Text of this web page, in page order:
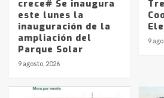
crece# Se inaugura
este lunes la
inauguración de la
ampliación del
Parque Solar
9 agosto, 2026
9